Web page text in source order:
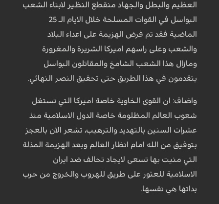
العظيم والبطل والجهاد منقطع النظير لابناء الشعب
البواسل في القوات المسلحة خلال الايام الـ 25
الماضية فقد تم فرض الهزيمة على اعداء البلاد
والشعب وعلى راسهم اميركا الشريرة والمغرورة
ومازال هذا الشعب الشامخ والمقاتلون البواسل
يتقدمون في هذا الطريق حتى تحقيق النصر النهائي.
واضاف: ان القوى الخاوية خاصة اميركا التي تستغل
شعوب العالم المظلومة خاصة الدول الاسلامية منذ
عشرات السنين بالتهديد والترهيب، تشعر الان بالعجز
بتوفيق من الله امام انظار العالم وبعد الهزيمة المذلة
التي منيت بها تسعى لايجاد تحالف ضد ايران
الاسلامية للعثور على طريق للهروب والخروج من حرب
بداتها هي نفسها.